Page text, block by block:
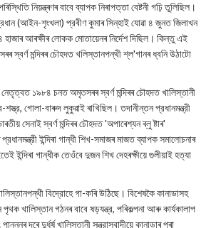
নিয়ন্ত্ৰণৰ বাবে ব্যাপক নিৰাপত্তা বেষ্টনী গঢ়ি তুলিছিল।
(আইন-শৃংখলা) প্রবীণ কুমাৰ সিন্‌হাই যোৱা ৪ জুনত জিলাখন
আৰক্ষীৰ লোকক মোতায়েনৰ নির্দেশ দিছিল। কিন্তু এই
স্বৰ্ণ মন্দিৰৰ চৌহদত খলিস্তানপন্থী শ্ল'গানৰ ধ্বনি উঠাটো
নেতৃত্বত ১৯৮৪ চনত অমৃতসৰৰ স্বৰ্ণ মন্দিৰৰ চৌহদত খালিস্তানী
শস্ত্র, গোলা-বাৰুদ লুকুৱাই ৰাখিছিল। তদানীন্তন প্রধানমন্ত্রী
সেনাই স্বর্ণ মন্দিৰৰ চৌহদত 'অপাৰেশ্যন ব্লু ষ্টাৰ'
ইন্দিৰা গান্ধী শিখ-সমাজৰ মাজত ব্যাপক সমালোচনাৰ
ইন্দিৰা গান্ধীক তেওঁবে দুজন শিখ দেহৰক্ষীয়ে গুলীয়াই হত্যা
বিদ্রোহে গা-কৰি উঠিছে। বিশেষকৈ কানাডাসহ
খালিস্তান গঠনৰ বাবে ষড়যন্ত্র, পৰিকল্পনা আৰু কার্যকালাপ
দৰে দুর্ধর্ষ খালিস্তানী সন্ত্রাসবাদীয়ে কানাডাৰ পৰা